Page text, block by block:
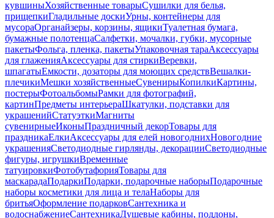
кувшиныХозяйственные товарыСушилки для белья,
прищепкиГладильные доскиУрны, контейнеры для
мусораОрганайзеры, корзины, ящикиТуалетная бумага,
бумажные полотенцаСалфетки, мочалки, губки, мусорные
пакетыФольга, пленка, пакетыУпаковочная тараАксессуары
для глаженияАксессуары для стиркиВеревки,
шпагатыЕмкости, дозаторы для моющих средствВешалки-
плечикиМешки хозяйственныеСувенирыКопилкиКартины,
постерыФотоальбомыРамки для фотографий,
картинПредметы интерьераШкатулки, подставки для
украшенийСтатуэткиМагниты
сувенирныеИконыПраздничный декорТовары для
праздникаЕлкиАксессуары для елей новогоднихНовогодние
украшенияСветодиодные гирлянды, декорацииСветодиодные
фигуры, игрушкиВременные
татуировкиФотобутафорияТовары для
маскарадаПодаркиПодарки, подарочные наборыПодарочные
наборы косметики для лица и телаНаборы для
бритьяОформление подарковСантехника и
водоснабжениеСантехникаДушевые кабины, поддоны,